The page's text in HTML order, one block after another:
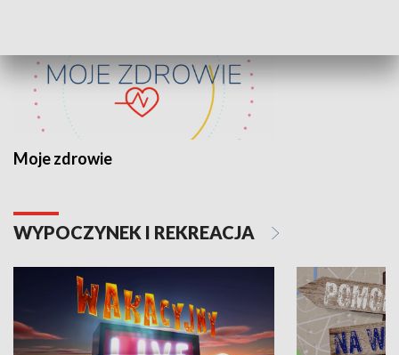
Moje zdrowie
WYPOCZYNEK I REKREACJA